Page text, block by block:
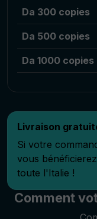
Da 300 copies
Da 500 copies
Da 1000 copies
Livraison
Si votre
vous
toute l'Italie !
Comment